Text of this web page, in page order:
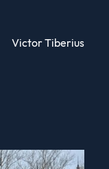
Victor Tiberius